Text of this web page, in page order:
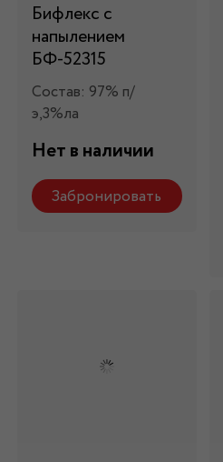
Бифлекс с
напылением
БФ-52315
Состав: 97% п/
э,3%ла
Нет в наличии
Забронировать